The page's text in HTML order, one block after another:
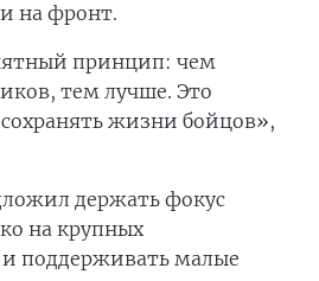
на фронт.
принцип: чем
тем лучше. Это
жизни бойцов»,
держать фокус
на крупных
поддерживать малые